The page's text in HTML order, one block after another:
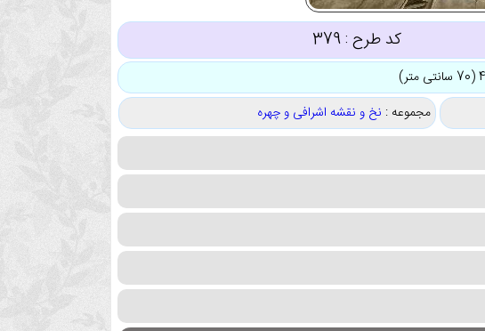
کد طرح :379
مجموعه : نخ و نقشه اشرافی و چهره